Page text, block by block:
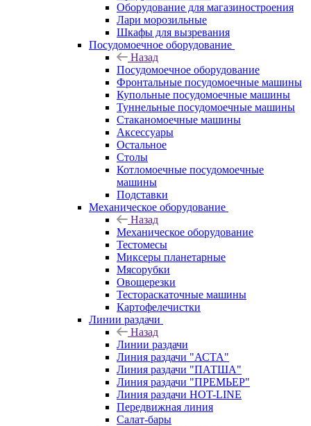
Оборудование для магазиностроения
Лари морозильные
Шкафы для вызревания
Посудомоечное оборудование
Назад
Посудомоечное оборудование
Фронтальные посудомоечные машины
Купольные посудомоечные машины
Туннельные посудомоечные машины
Стаканомоечные машины
Аксессуары
Остальное
Столы
Котломоечные посудомоечные
машины
Подставки
Механическое оборудование
Назад
Механическое оборудование
Тестомесы
Миксеры планетарные
Мясорубки
Овощерезки
Тестораскаточные машины
Картофелечистки
Линии раздачи
Назад
Линии раздачи
Линия раздачи "АСТА"
Линия раздачи "ПАТША"
Линия раздачи "ПРЕМЬЕР"
Линия раздачи HOT-LINE
Передвижная линия
Салат-бары